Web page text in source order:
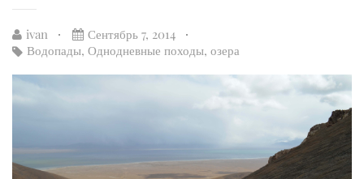
ivan
Сентябрь 7, 2014
Водопады, Однодневные походы, озера